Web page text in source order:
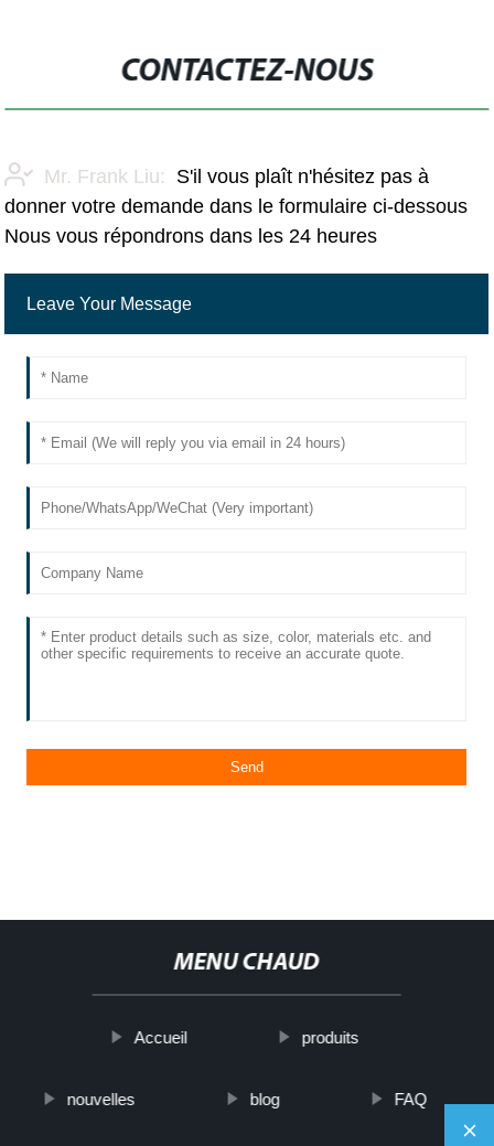
CONTACTEZ-NOUS
Mr. Frank Liu:
S'il vous plaît n'hésitez pas à
donner votre demande dans le formulaire ci-dessous
Nous vous répondrons dans les 24 heures
MENU CHAUD
Accueil produits
nouvelles blog FAQ